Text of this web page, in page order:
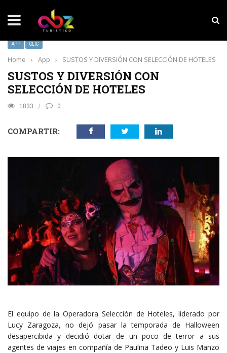
NOTICIAS SOBRESALIENTES
APP CLIC
Home › App › SUSTOS Y DIVERSIÓN CON SELECCIÓN DE HOTELES
SUSTOS Y DIVERSIÓN CON
SELECCIÓN DE HOTELES
1833 0
COMPARTIR:
El equipo de la Operadora Selección de Hoteles, liderado por
Lucy Zaragoza, no dejó pasar la temporada de Halloween
desapercibida y decidió dotar de un poco de terror a sus
agentes de viajes en compañía de Paulina Tadeo y Luis Manzo